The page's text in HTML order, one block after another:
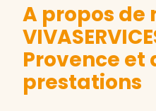
A propos de
Provence et
prestations